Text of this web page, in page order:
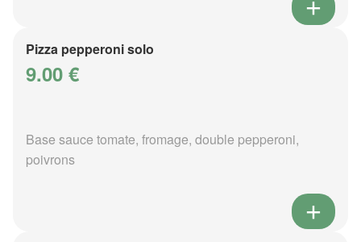
Pizza pepperoni solo
9.00 €
Base sauce tomate, fromage, double pepperoni,
poivrons